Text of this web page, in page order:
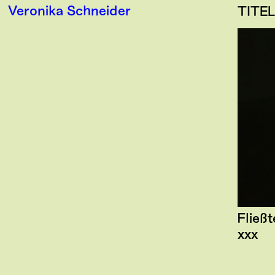
Veronika Schneider TITEL
xxx